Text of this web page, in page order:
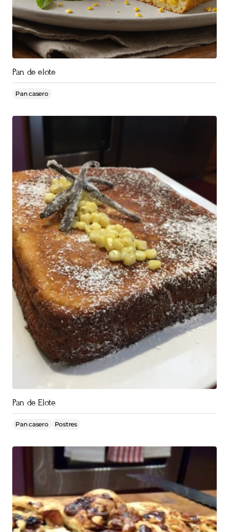
Pan de elote
Pan casero
Pan de Elote
Pan casero Postres